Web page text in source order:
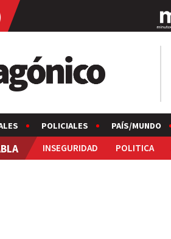
POLICIALES PAÍS/MUNDO
INSEGURIDAD POLITICA